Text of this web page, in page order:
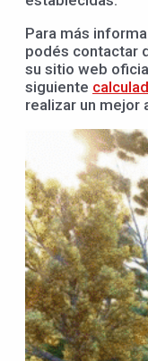
Para más
podés contactar
su sitio web
siguiente
realizar un mejor